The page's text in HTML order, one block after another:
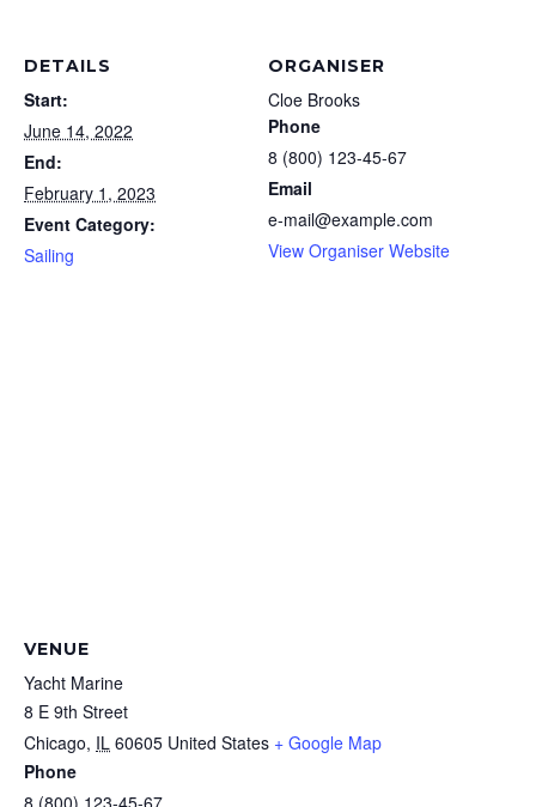
DETAILS
Start:
June 14, 2022
End:
February 1, 2023
Event Category:
Sailing
ORGANISER
Cloe Brooks
Phone
8 (800) 123-45-67
Email
e-mail@example.com
View Organiser Website
VENUE
Yacht Marine
8 E 9th Street
Chicago, IL 60605 United States + Google Map
Phone
8 (800) 123-45-67